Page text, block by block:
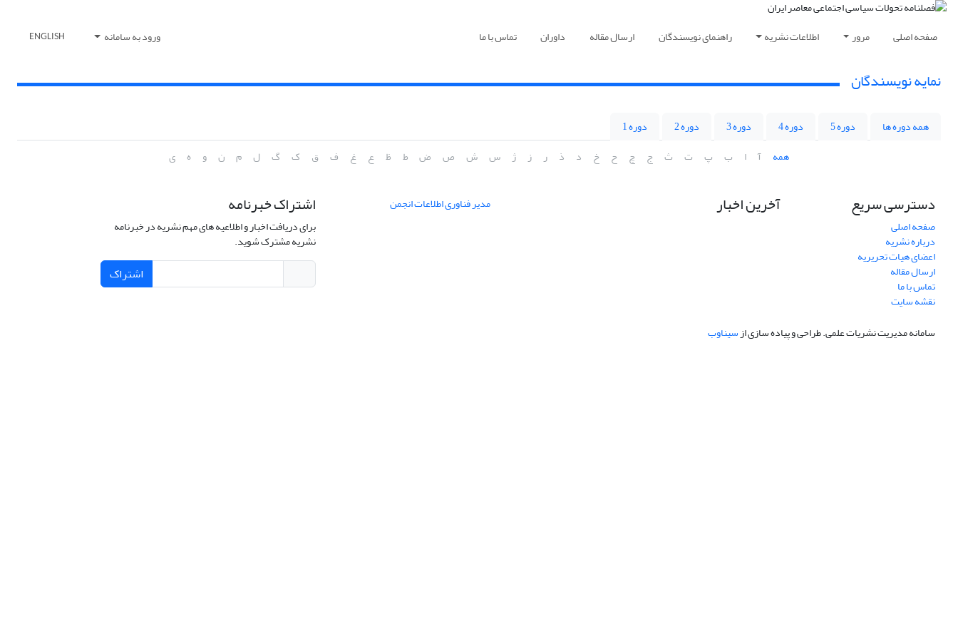
صفحه اصلی مرور اطلاعات نشریه راهنمای نویسندگان ارسال مقاله داوران تماس با ما ورود به سامانه ENGLISH
نمایه نویسندگان
همه دوره ها دوره 5 دوره 4 دوره 3 دوره 2
دوره 1
همه
آ ا ب پ ت ث ج چ ح خ د ذ ر ز ژ س ش ص ض ط ظ ع غ ف ق ک گ ل م ن و ه ی
دسترسی سریع
صفحه اصلی
درباره نشریه
اعضای هیات تحریریه
ارسال مقاله
تماس با ما
نقشه سایت
آخرین اخبار مدیر فناوری اطلاعات انجمن اشتراک خبرنامه
برای دریافت اخبار و اطلاعیه های مهم نشریه در خبرنامه
نشریه مشترک شوید.
اشتراک
سامانه مدیریت نشریات علمی.طراحی و پیاده سازی ازسیناوب